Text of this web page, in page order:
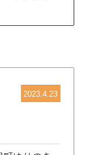
2023.4.23